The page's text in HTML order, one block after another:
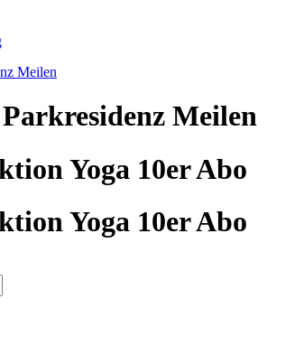
Meilen
Yoga 10er Abo
Yoga 10er Abo